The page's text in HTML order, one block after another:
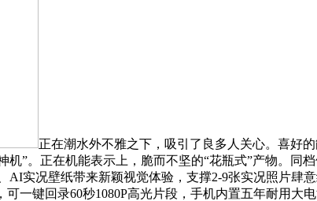
正在潮水外不雅之下，吸引了良多人关心。喜好
”。正在机能表示上，脆而不坚的“花瓶式”产物。同
实况壁纸带来新颖视觉体验，支撑2-9张实况照片肆
一键回录60秒1080P高光片段，手机内置五年耐用大